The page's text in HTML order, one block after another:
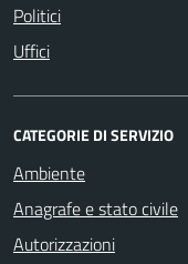
Politici
Uffici
CATEGORIE DI SERVIZIO
Ambiente
Anagrafe e stato civile
Autorizzazioni